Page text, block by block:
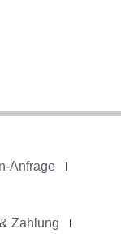
Anfrage
Zahlung